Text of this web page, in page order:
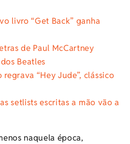
livro “Get Back” ganha
de Paul McCartney
Beatles
“Hey Jude”, clássico
setlists escritas a mão vão a
naquela época,